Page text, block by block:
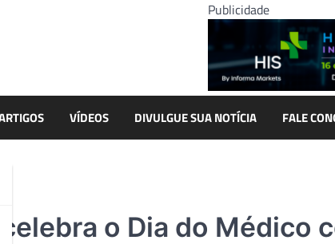
Publicidade
VÍDEOS DIVULGUE SUA NOTÍCIA FALE
o Dia do Médico